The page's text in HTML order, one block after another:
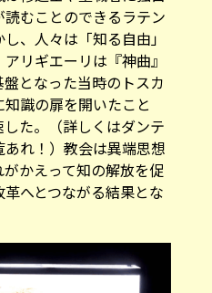
むことのできるラテン
、人々は「知る自由」
リギエーリは『神曲』
となった当時のトスカ
識の扉を開いたこと
た。（詳しくはダンテ
あれ！）教会は異端思想
かえって知の解放を促
へとつながる結果とな